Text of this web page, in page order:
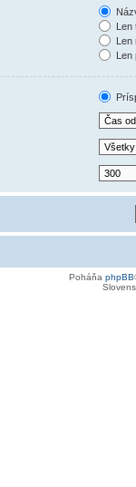
Len
Len
Len
Poháňa phpBB